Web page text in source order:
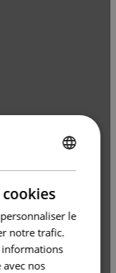
le
notre trafic.
informations
nos